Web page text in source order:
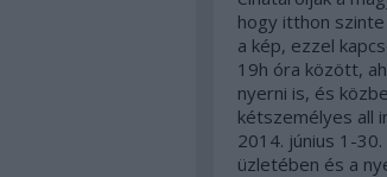
hogy itthon
a kép, ezzel
19h óra között,
nyerni is, és
kétszemélyes all
2014. június 1-
üzletében és a